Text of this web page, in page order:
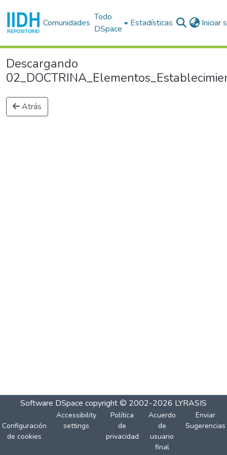
Comunidades
Todo
DSpace
Estadísticas Iniciar
Descargando
Atrás
Software DSpace copyright © 2002-2026 LYRASIS
Configuración
de cookies
Accessibility
settings
Política
de
privacidad
Acuerdo
de
usuario
final
Enviar
Sugerencias